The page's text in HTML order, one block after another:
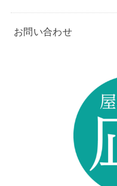
お問い合わせ